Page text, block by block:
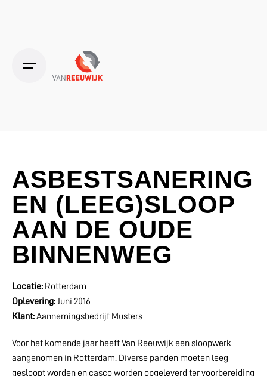
ASBESTSANERING
EN (LEEG)SLOOP
AAN DE OUDE
BINNENWEG
Locatie: Rotterdam
Oplevering: Juni 2016
Klant:Aannemingsbedrijf Musters
Voor het komende jaar heeft Van Reeuwijk een sloopwerk
aangenomen in Rotterdam. Diverse panden moeten leeg
gesloopt worden en casco worden opgeleverd ter voorbereiding